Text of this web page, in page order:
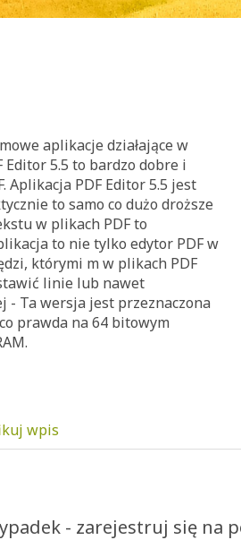
aplikacje działające w
5.5 to bardzo dobre i
PDF Editor 5.5 jest
to samo co dużo droższe
w plikach PDF to
to nie tylko edytor PDF w
którymi m w plikach PDF
linie lub nawet
- Ta wersja jest przeznaczona
prawda na 64 bitowym
wpis
- zarejestruj się na